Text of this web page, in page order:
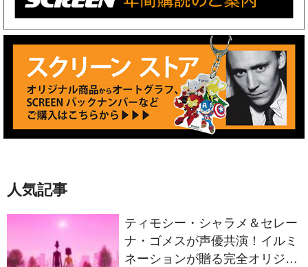
人気記事
ティモシー・シャラメ＆セレー
ナ・ゴメスが声優共演！イルミ
ネーションが贈る完全オリジナ